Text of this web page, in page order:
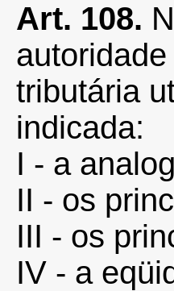
Art. 108.
tributária
indicada:
I - a
II - os
III - os
IV - a